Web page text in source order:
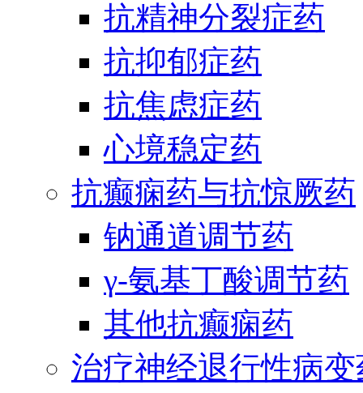
抗精神分裂症药
抗抑郁症药
抗焦虑症药
心境稳定药
抗癫痫药与抗惊厥药
钠通道调节药
γ-氨基丁酸调节药
其他抗癫痫药
治疗神经退行性病